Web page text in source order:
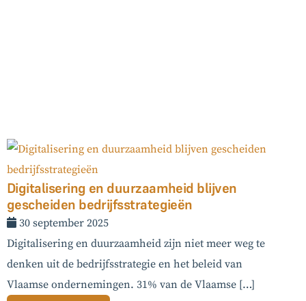
Digitalisering en duurzaamheid blijven
gescheiden bedrijfsstrategieën
30 september 2025
Digitalisering en duurzaamheid zijn niet meer weg te
denken uit de bedrijfsstrategie en het beleid van
Vlaamse ondernemingen. 31% van de Vlaamse […]